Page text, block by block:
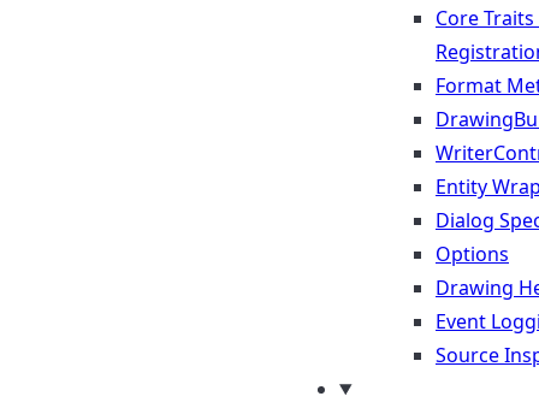
Core
Format
Entity
Dialog
Options
Drawing
Event
Source